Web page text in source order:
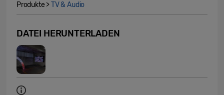
Produkte >TV & Audio
DATEI HERUNTERLADEN